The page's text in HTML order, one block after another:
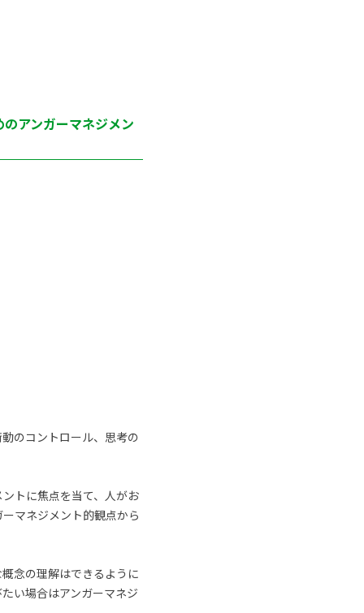
アンガーマネジメン
のコントロール、思考の
トに焦点を当て、人がお
マネジメント的観点から
念の理解はできるように
い場合はアンガーマネジ